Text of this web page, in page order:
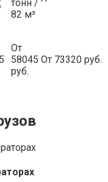
тонн /
82 м³
От
58045
руб.
От 73320 руб.